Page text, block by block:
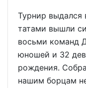
Турнир выдался
татами вышли
восьми команд
юношей и 32
рождения.
нашим борцам